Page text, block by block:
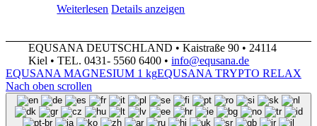
Weiterlesen Details anzeigen
EQUSANA DEUTSCHLAND • Kaistraße 90 • 24114
Kiel • TEL. 0431- 5560 6400 •info@equsana.de
EQUSANA MAGNESIUM 1 kgEQUSANA TRYPTO RELAX
Nach oben scrollen